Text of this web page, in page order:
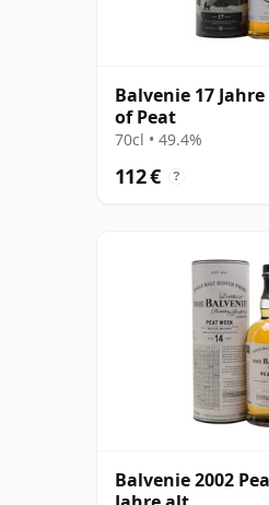
Balvenie 17
of Peat
70cl • 49.4%
112 € ?
Balvenie 2002